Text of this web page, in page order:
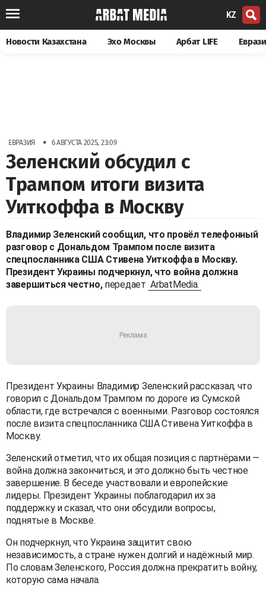
KZ
Новости Казахстана Эхо Москвы Арбат LIFE
ЕВРАЗИЯ • 6 АВГУСТА 2025, 23:09
Зеленский обсудил с
Трампом итоги визита
Уиткоффа в Москву
Владимир Зеленский сообщил, что провёл телефонный
разговор с Дональдом Трампом после визита
спецпосланника США Стивена Уиткоффа в Москву.
Президент Украины подчеркнул, что война должна
завершиться честно,передает ArbatMedia.
Президент Украины Владимир Зеленский рассказал, что
говорил с Дональдом Трампом по дороге из Сумской
области, где встречался с военными. Разговор состоялся
после визита спецпосланника США Стивена Уиткоффа в
Москву.
Зеленский отметил, что их общая позиция с партнёрами —
война должна закончиться, и это должно быть честное
завершение. В беседе участвовали и европейские
лидеры. Президент Украины поблагодарил их за
поддержку и сказал, что они обсудили вопросы,
поднятые в Москве.
Он подчеркнул, что Украина защитит свою
независимость, а стране нужен долгий и надёжный мир.
По словам Зеленского, Россия должна прекратить войну,
которую сама начала.